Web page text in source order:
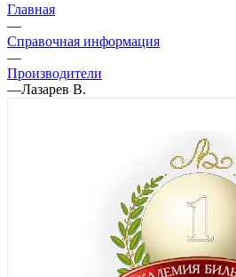
Главная
—
Справочная информация
—
Производители
—Лазарев В.